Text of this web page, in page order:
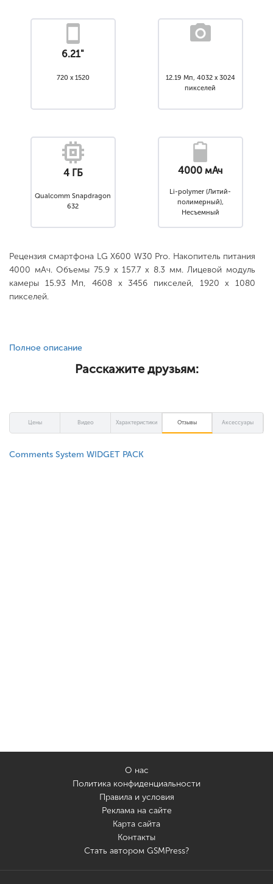
6.21"
720 x 1520
12.19 Мп, 4032 x 3024
пикселей
4 ГБ
Qualcomm Snapdragon
632
4000 мАч
Li-polymer (Литий-
полимерный),
Несъемный
Рецензия смартфона LG X600 W30 Pro. Накопитель питания
4000 мАч. Объемы 75.9 x 157.7 x 8.3 мм. Лицевой модуль
камеры 15.93 Мп, 4608 x 3456 пикселей, 1920 x 1080
пикселей.
Полное описание
Расскажите друзьям:
Цены Видео Характеристики Отзывы Аксессуары
Comments System WIDGET PACK
О нас
Политика конфиденциальности
Правила и условия
Реклама на сайте
Карта сайта
Контакты
Стать автором GSMPress?